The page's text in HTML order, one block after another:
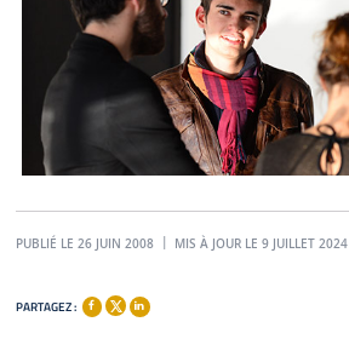
PUBLIÉ LE 26 JUIN 2008 MIS À JOUR LE 9 JUILLET 2024
PARTAGEZ :